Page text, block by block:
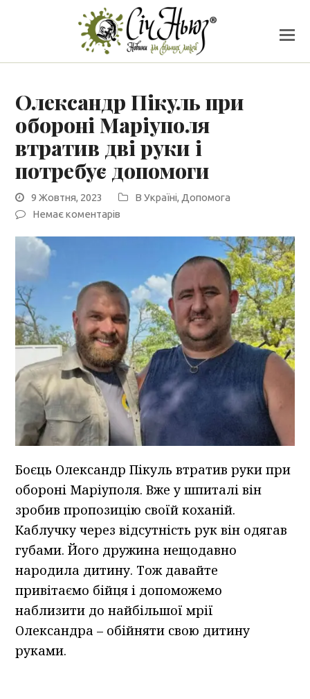
Олександр Пікуль при
обороні Маріуполя
втратив дві руки і
потребує допомоги
9 Жовтня, 2023 В Україні, Допомога
Немає коментарів
Боєць Олександр Пікуль втратив руки при
обороні Маріуполя. Вже у шпиталі він
зробив пропозицію своїй коханій.
Каблучку через відсутність рук він одягав
губами. Його дружина нещодавно
народила дитину. Тож давайте
привітаємо бійця і допоможемо
наблизити до найбільшої мрії
Олександра – обійняти свою дитину
руками.